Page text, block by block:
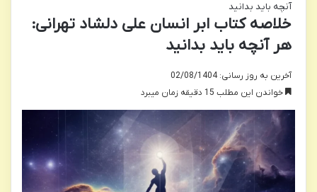
آنچه باید بدانید
خلاصه کتاب ابر انسان علی دلشاد تهرانی:
هر آنچه باید بدانید
آخرین به روز رسانی: 02/08/1404
خواندن این مطلب 15 دقیقه زمان میبرد